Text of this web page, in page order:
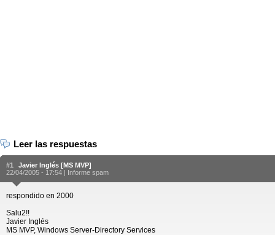
Leer las respuestas
#1
Javier Inglés [MS MVP]
22/04/2005 - 17:54 | Informe spam
respondido en 2000
Salu2!!
Javier Inglés
MS MVP, Windows Server-Directory Services